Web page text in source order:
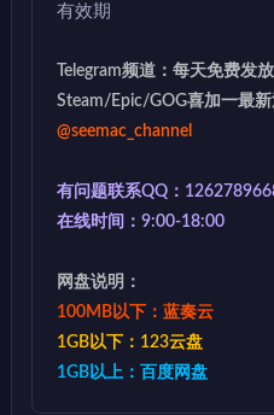
有效期
Telegram频道：每天免费发
Steam/Epic/GOG喜加一最
@seemac_channel
有问题联系QQ：
在线时间：9:00-18:00
网盘说明：
100MB以下：蓝奏云
1GB以下：123云盘
1GB以上：百度网盘